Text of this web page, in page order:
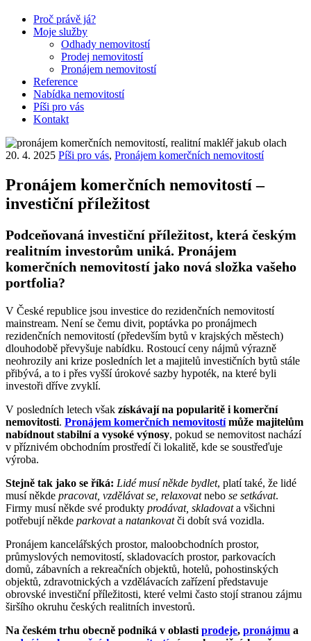
Proč právě já?
Moje služby
Odhady nemovitostí
Prodej nemovitostí
Pronájem nemovitostí
Reference
Nabídka nemovitostí
Píši pro vás
Kontakt
20. 4. 2025 Píši pro vás, Pronájem komerčních nemovitostí
Pronájem komerčních nemovitostí –
investiční příležitost
Podceňovaná investiční příležitost, která českým
realitním investorům uniká. Pronájem
komerčních nemovitostí jako nová složka vašeho
portfolia?
V České republice jsou investice do rezidenčních nemovitostí
mainstream. Není se čemu divit, poptávka po pronájmech
rezidenčních nemovitostí (především bytů v krajských městech)
dlouhodobě převyšuje nabídku. Rostoucí ceny nájmů výrazně
neohrozily ani krize posledních let a majitelů investičních bytů stále
přibývá, a to i přes vyšší úrokové sazby hypoték, na které byli
investoři dříve zvyklí.
V posledních letech však získávají na popularitě i komerční
nemovitosti. Pronájem komerčních nemovitostímůže majitelům
nabídnout stabilní a vysoké výnosy, pokud se nemovitost nachází
v příznivém obchodním prostředí či lokalitě, kde se soustřeďuje
výroba.
Stejně tak jako se říká: Lidé musí někde bydlet, platí také, že lidé
musí někde pracovat, vzdělávat se, relaxovatnebo se setkávat.
Firmy musí někde své produkty prodávat, skladovata všichni
potřebují někde parkovata natankovatči dobít svá vozidla.
Pronájem kancelářských prostor, maloobchodních prostor,
průmyslových nemovitostí, skladovacích prostor, parkovacích
domů, zábavních a rekreačních objektů, hotelů, pohostinských
objektů, zdravotnických a vzdělávacích zařízení představuje
obrovské investiční příležitosti, které velmi často stojí stranou zájmu
širšího okruhu českých realitních investorů.
Na českém trhu obecně podniká v oblasti prodeje, pronájmu a